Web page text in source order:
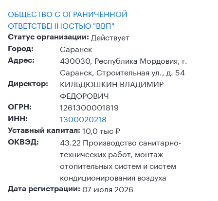
ОБЩЕСТВО С ОГРАНИЧЕННОЙ
ОТВЕТСТВЕННОСТЬЮ "ВВП"
Статус организации: Действует
Город: Саранск
Адрес:
430030, Республика Мордовия, г.
Саранск, Строительная ул., д. 54
Директор:
КИЛЬДЮШКИН ВЛАДИМИР
ФЕДОРОВИЧ
ОГРН: 1261300001819
ИНН: 1300020218
Уставный капитал: 10,0 тыс ₽
ОКВЭД:
43.22 Производство санитарно-
технических работ, монтаж
отопительных систем и систем
кондиционирования воздуха
Дата регистрации: 07 июля 2026